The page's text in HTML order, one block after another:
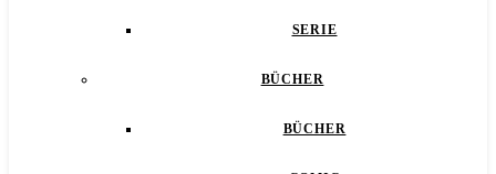
SERIE
BÜCHER
BÜCHER